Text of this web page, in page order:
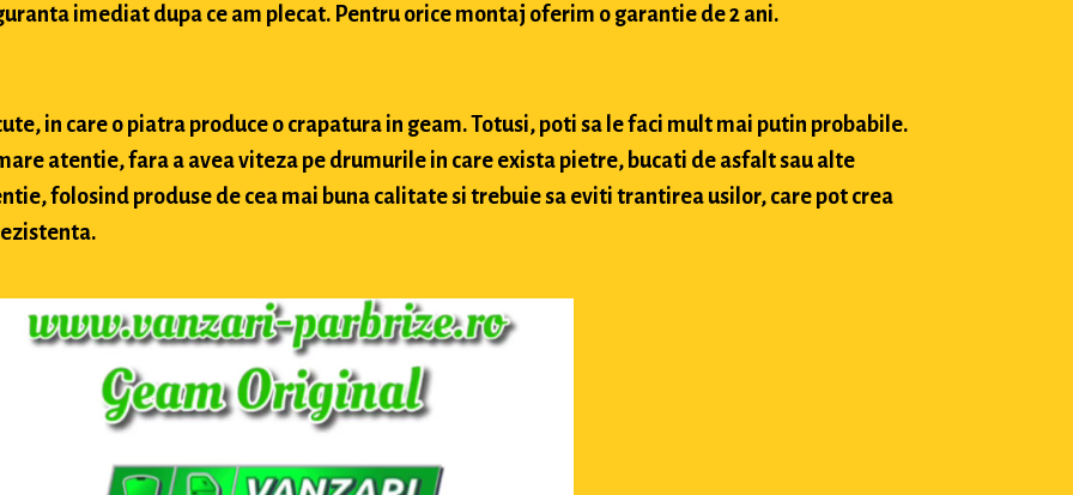
imediat dupa ce am plecat. Pentru orice montaj oferim o garantie de 2 ani.
in care o piatra produce o crapatura in geam. Totusi, poti sa le faci mult mai putin probabile.
atentie, fara a avea viteza pe drumurile in care exista pietre, bucati de asfalt sau alte
folosind produse de cea mai buna calitate si trebuie sa eviti trantirea usilor, care pot crea